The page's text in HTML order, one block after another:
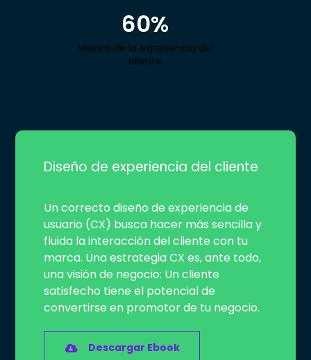
60%
Mejora de la experiencia del
cliente
Diseño de experiencia del cliente
Un correcto diseño de experiencia de
usuario (CX) busca hacer más sencilla y
fluida la interacción del cliente con tu
marca. Una estrategia CX es, ante todo,
una visión de negocio: Un cliente
satisfecho tiene el potencial de
convertirse en promotor de tu negocio.
Descargar Ebook